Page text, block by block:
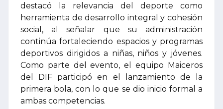
destacó la relevancia del deporte como
herramienta de desarrollo integral y cohesión
social, al señalar que su administración
continúa fortaleciendo espacios y programas
deportivos dirigidos a niñas, niños y jóvenes.
Como parte del evento, el equipo Maiceros
del DIF participó en el lanzamiento de la
primera bola, con lo que se dio inicio formal a
ambas competencias.